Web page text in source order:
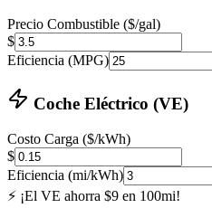
Precio Combustible ($/gal)
$
Eficiencia (MPG)
Coche Eléctrico (VE)
Costo Carga ($/kWh)
$
Eficiencia (mi/kWh)
⚡ ¡El VE ahorra $9 en 100mi!